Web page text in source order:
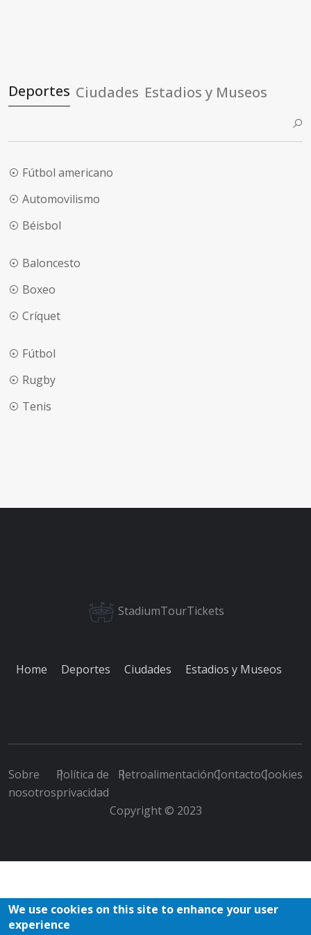
Deportes Ciudades Estadios y Museos
Fútbol americano
Automovilismo
Béisbol
Baloncesto
Boxeo
Críquet
Fútbol
Rugby
Tenis
StadiumTourTickets
Home Deportes Ciudades Estadios y Museos
Sobre
nosotros
Política de
privacidad
RetroalimentaciónContactoCookies
Copyright © 2023
We use cookies on this site to enhance your user
experience